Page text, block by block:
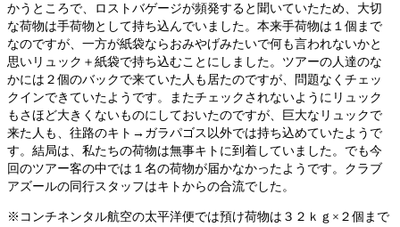
かうところで、ロストバゲージが頻発すると聞いていたため、大切
な荷物は手荷物として持ち込んでいました。本来手荷物は１個まで
なのですが、一方が紙袋ならおみやげみたいで何も言われないかと
思いリュック＋紙袋で持ち込むことにしました。ツアーの人達のな
かには２個のバックで来ていた人も居たのですが、問題なくチェッ
クインできていたようです。またチェックされないようにリュック
もさほど大きくないものにしておいたのですが、巨大なリュックで
来た人も、往路のキト→ガラパゴス以外では持ち込めていたようで
す。結局は、私たちの荷物は無事キトに到着していました。でも今
回のツアー客の中では１名の荷物が届かなかったようです。クラブ
アズールの同行スタッフはキトからの合流でした。
※コンチネンタル航空の太平洋便では預け荷物は３２ｋｇ×２個まで